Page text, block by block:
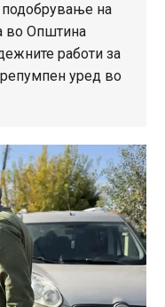
подобрување на
во Општина
работи за
уред во